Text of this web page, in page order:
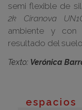
semi flexible de
2k Ciranova
ambiente y con
resultado del
Texto: Verónica
espacios